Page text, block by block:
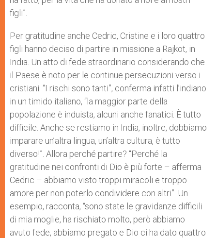
figli”.
Per gratitudine anche Cedric, Cristine e i loro quattro
figli hanno deciso di partire in missione a Rajkot, in
India. Un atto di fede straordinario considerando che
il Paese è noto per le continue persecuzioni verso i
cristiani. “I rischi sono tanti”, conferma infatti l’indiano
in un timido italiano, “la maggior parte della
popolazione è induista, alcuni anche fanatici. È tutto
difficile. Anche se restiamo in India, inoltre, dobbiamo
imparare un’altra lingua, un’altra cultura, è tutto
diverso!”. Allora perché partire? “Perché la
gratitudine nei confronti di Dio è più forte – afferma
Cedric – abbiamo visto troppi miracoli e troppo
amore per non poterlo condividere con altri”. Un
esempio, racconta, “sono state le gravidanze difficili
di mia moglie, ha rischiato molto, però abbiamo
avuto fede, abbiamo pregato e Dio ci ha dato quattro